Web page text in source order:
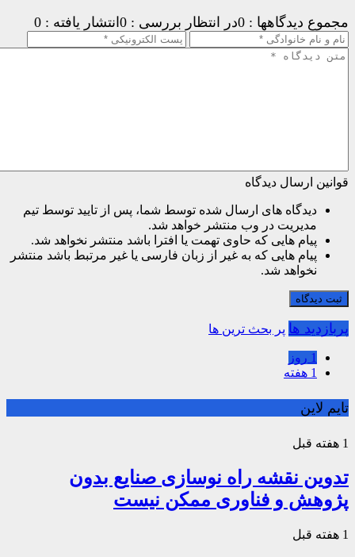
مجموع دیدگاهها : 0 در انتظار بررسی : 0 انتشار یافته : 0
قوانین ارسال دیدگاه
دیدگاه های ارسال شده توسط شما، پس از تایید توسط تیم
مدیریت در وب منتشر خواهد شد.
پیام هایی که حاوی تهمت یا افترا باشد منتشر نخواهد شد.
پیام هایی که به غیر از زبان فارسی یا غیر مرتبط باشد منتشر
نخواهد شد.
ثبت دیدگاه
پربازدید ها پر بحث ترین ها
1 روز
1 هفته
تایم لاین
1 هفته قبل
تدوین نقشه راه نوسازی صنایع بدون
پژوهش و فناوری ممکن نیست
1 هفته قبل